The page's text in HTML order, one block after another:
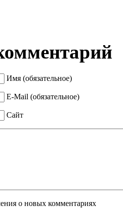
Имя (обязательное)
E-Mail (обязательное)
Сайт
о новых комментариях